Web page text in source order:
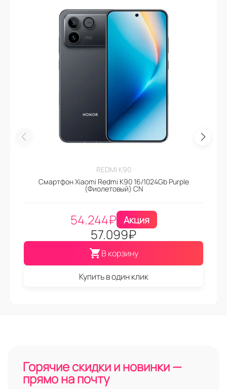
REDMI K90
Смартфон Xiaomi Redmi K90 16/1024Gb Purple
(Фиолетовый) CN
54.244₽ Акция
57.099₽
В корзину
Купить в один клик
Горячие скидки и новинки —
прямо на почту